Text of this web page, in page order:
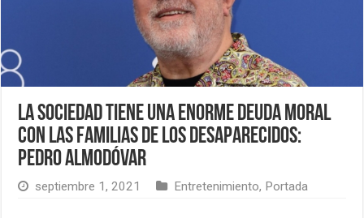
La sociedad tiene una enorme deuda moral
con las familias de los desaparecidos:
Pedro Almodóvar
septiembre 1, 2021 Entretenimiento, Portada